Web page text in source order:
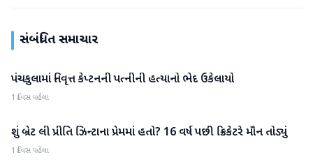
સંબંધિત સમાચાર
રાષ્ટ્રીય
પંચકુલામાં નિવૃત્ત કેપ્ટનની પત્નીની હત્યાનો ભેદ ઉકેલાયો
1 દિવસ પહેલા
રાષ્ટ્રીય
શું બ્રેટ લી પ્રીતિ ઝિન્ટાના પ્રેમમાં હતો? 16 વર્ષ પછી ક્રિકેટરે મૌન તોડ્યું
1 દિવસ પહેલા